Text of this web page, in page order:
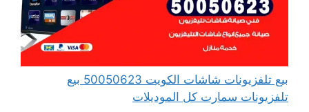
بيع تلفزيونات شاشات الكويت 50050623 بيع
تلفزيونات سمارت كل الموديلات